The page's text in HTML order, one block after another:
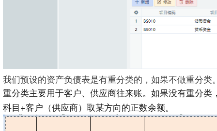
我们预设的资产负债表是有重分类的，如果不做重分
重分类主要用于客户、供应商往来账。如果没有重分
科目+客户（供应商）取某方向的正数余额。